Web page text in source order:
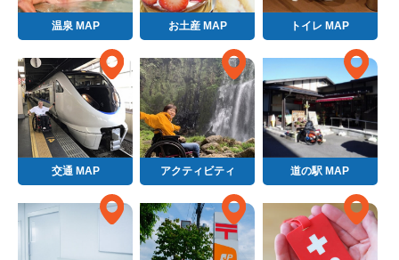
温泉 MAP お土産 MAP トイレ MAP
交通 MAP アクティビティ 道の駅 MAP